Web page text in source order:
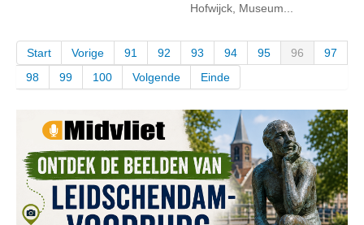
Hofwijck, Museum...
Start Vorige 91 92 93 94 95 96
97
98
99 100 Volgende Einde